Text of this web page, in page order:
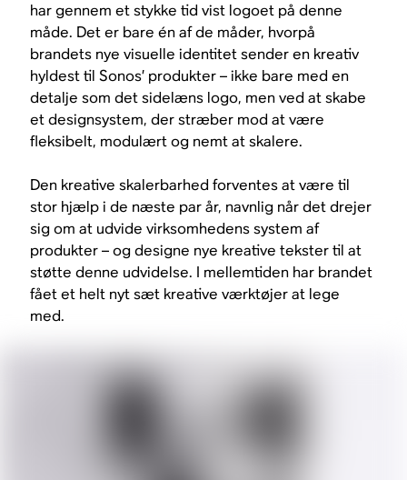
har gennem et stykke tid vist logoet på denne
måde. Det er bare én af de måder, hvorpå
brandets nye visuelle identitet sender en kreativ
hyldest til Sonos’ produkter – ikke bare med en
detalje som det sidelæns logo, men ved at skabe
et designsystem, der stræber mod at være
fleksibelt, modulært og nemt at skalere.
Den kreative skalerbarhed forventes at være til
stor hjælp i de næste par år, navnlig når det drejer
sig om at udvide virksomhedens system af
produkter – og designe nye kreative tekster til at
støtte denne udvidelse. I mellemtiden har brandet
fået et helt nyt sæt kreative værktøjer at lege
med.